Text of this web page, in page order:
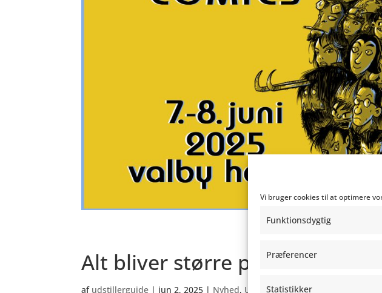
Vi bruger cookies til at optimere
Funktionsdygtig
Præferencer
Statistikker
Alt bliver større på
af udstillerguide | jun 2, 2025 | Nyhed, Uncategorized @da